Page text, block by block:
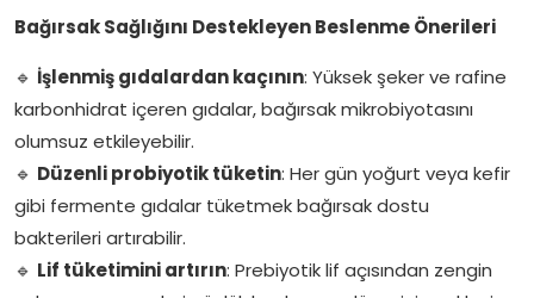
Bağırsak Sağlığını Destekleyen Beslenme Önerileri
🔹 İşlenmiş gıdalardan kaçının: Yüksek şeker ve rafine
karbonhidrat içeren gıdalar, bağırsak mikrobiyotasını
olumsuz etkileyebilir.
🔹 Düzenli probiyotik tüketin: Her gün yoğurt veya kefir
gibi fermente gıdalar tüketmek bağırsak dostu
bakterileri artırabilir.
🔹 Lif tüketimini artırın: Prebiyotik lif açısından zengin